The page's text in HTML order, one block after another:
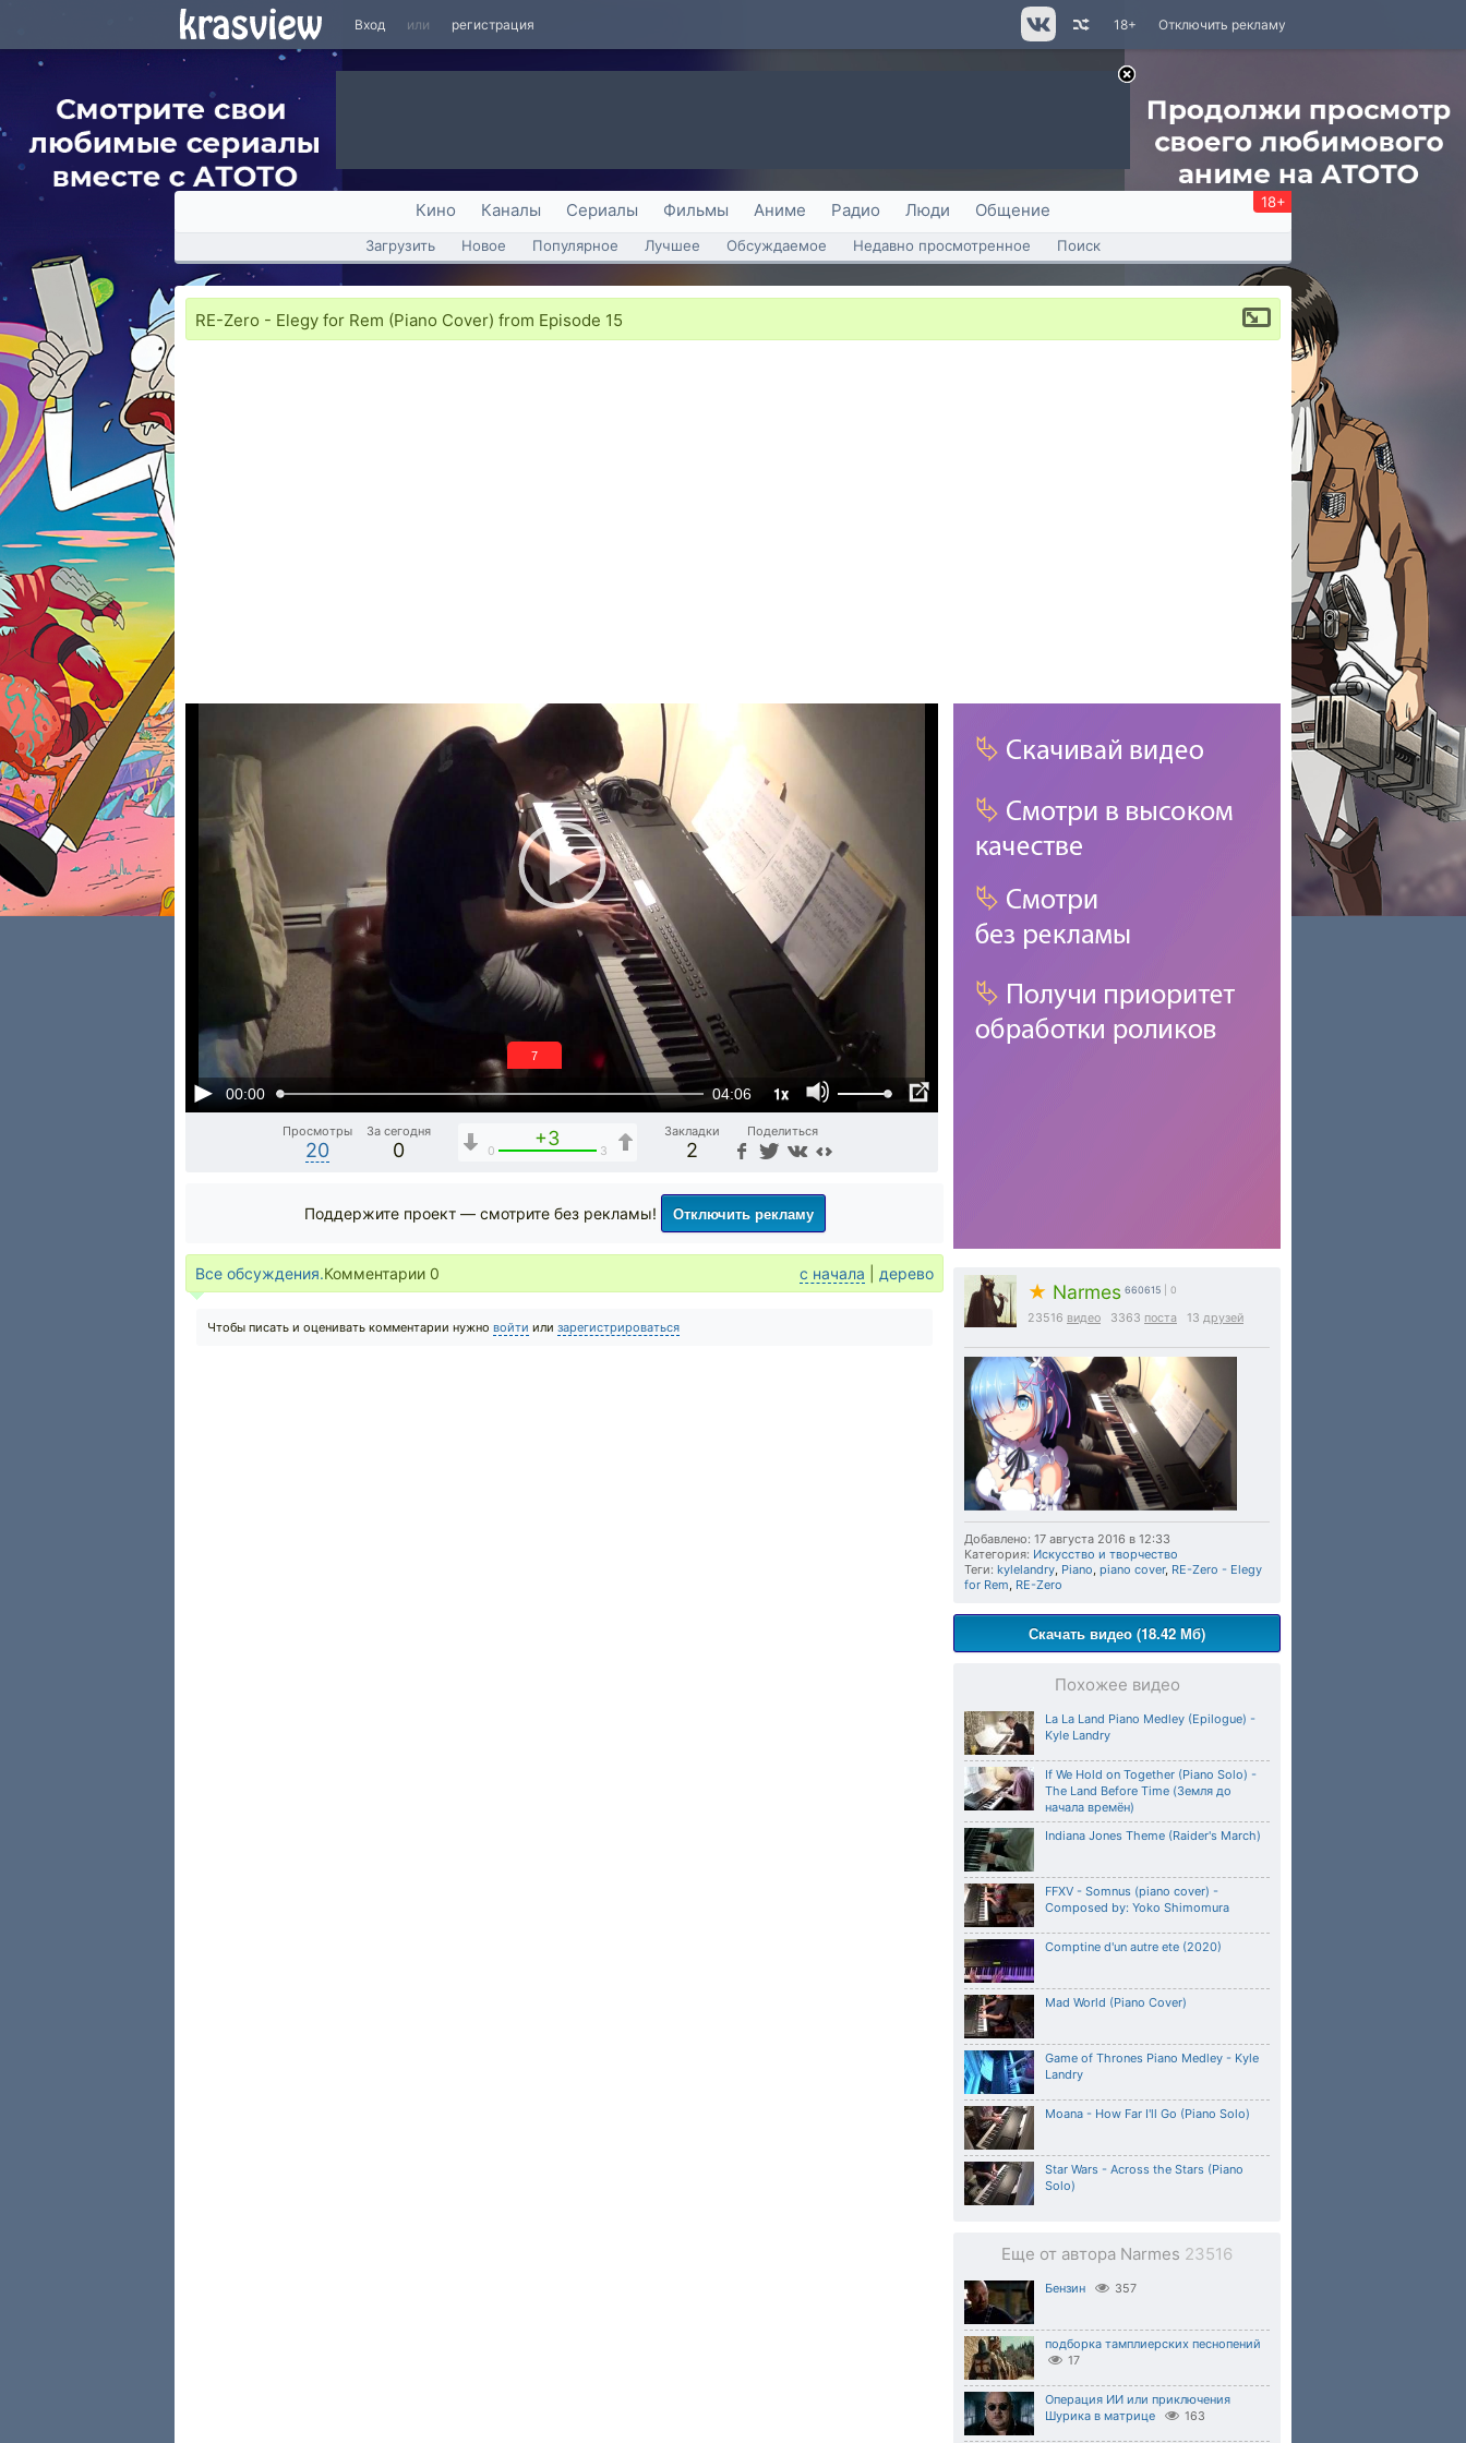
Вход или регистрация Отключить рекламу
18+
Кино Каналы Сериалы Фильмы Аниме Радио Люди Общение 18+
Загрузить Новое Популярное Лучшее Обсуждаемое Недавно просмотренное Поиск
RE-Zero - Elegy for Rem (Piano Cover) from Episode 15
00:00 04:06 1x
6
Просмотры
20
За сегодня
0
+3
0 3
Закладки
2
Поделиться
★ Narmes 660615 | 0
23516 видео 3363 поста 13 друзей
Добавлено: 17 августа 2016 в 12:33
Категория: Искусство и творчество
Теги: kylelandry Piano piano cover, RE-Zero - Elegy
for Rem RE-Zero
Скачать видео (18.42 Мб)
Похожее видео
La La Land Piano Medley (Epilogue) -
Kyle Landry
If We Hold on Together (Piano Solo) -
The Land Before Time (Земля до
начала времён)
Indiana Jones Theme (Raider's March)
FFXV - Somnus (piano cover) -
Composed by: Yoko Shimomura
Comptine d'un autre ete (2020)
Mad World (Piano Cover)
Game of Thrones Piano Medley - Kyle
Landry
Moana - How Far I'll Go (Piano Solo)
Star Wars - Across the Stars (Piano
Solo)
Еще от автора Narmes 23516
Бензин 357
подборка тамплиерских песнопений
17
Операция ИИ или приключения
Шурика в матрице
163
Поддержите проект — смотрите без рекламы! Отключить рекламу
Все обсуждения.Комментарии 0 с начала дерево
Чтобы писать и оценивать комментарии нужно войти или зарегистрироваться